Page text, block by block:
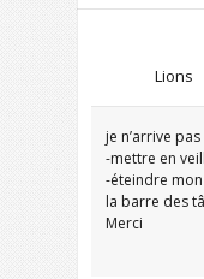
Lions
je n’arrive pas
-mettre en
-éteindre
la barre des
Merci